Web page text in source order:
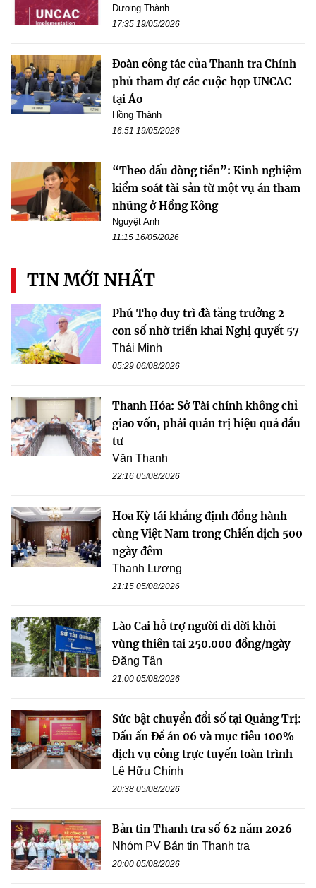
Dương Thành
17:35 19/05/2026
Đoàn công tác của Thanh tra Chính
phủ tham dự các cuộc họp UNCAC
tại Áo
Hồng Thành
16:51 19/05/2026
“Theo dấu dòng tiền”: Kinh nghiệm
kiểm soát tài sản từ một vụ án tham
nhũng ở Hồng Kông
Nguyệt Anh
11:15 16/05/2026
TIN MỚI NHẤT
Phú Thọ duy trì đà tăng trưởng 2
con số nhờ triển khai Nghị quyết 57
Thái Minh
05:29 06/08/2026
Thanh Hóa: Sở Tài chính không chỉ
giao vốn, phải quản trị hiệu quả đầu
tư
Văn Thanh
22:16 05/08/2026
Hoa Kỳ tái khẳng định đồng hành
cùng Việt Nam trong Chiến dịch 500
ngày đêm
Thanh Lương
21:15 05/08/2026
Lào Cai hỗ trợ người di dời khỏi
vùng thiên tai 250.000 đồng/ngày
Đăng Tân
21:00 05/08/2026
Sức bật chuyển đổi số tại Quảng Trị:
Dấu ấn Đề án 06 và mục tiêu 100%
dịch vụ công trực tuyến toàn trình
Lê Hữu Chính
20:38 05/08/2026
Bản tin Thanh tra số 62 năm 2026
Nhóm PV Bản tin Thanh tra
20:00 05/08/2026